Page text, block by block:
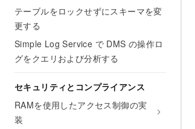
テーブルをロックせずにスキーマを変
更する
Simple Log Service で DMS の操作ロ
グをクエリおよび分析する
セキュリティとコンプライアンス
RAMを使用したアクセス制御の実
装